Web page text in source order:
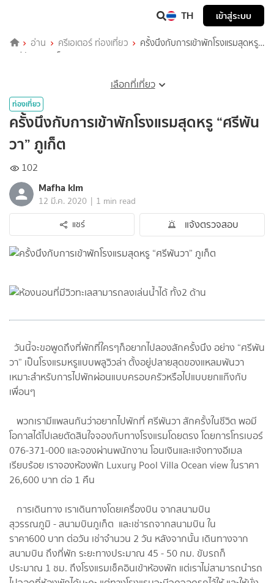
TH เข้าสู่ระบบ
อ่าน ครีเอเตอร์ ท่องเที่ยว
ครั้งนึงกับการเข้าพักโรงแรมสุดหรู
“ศรีพันวา” ภูเก็ต
เลือกที่เที่ยว
ท่องเที่ยว
ครั้งนึงกับการเข้าพักโรงแรมสุดหรู “ศรีพัน
วา” ภูเก็ต
102
Mafha klm
12 มี.ค. 2020 | 1 min read
แชร์
แจ้งตรวจสอบ
วันนี้จะขอพูดถึงที่พักที่ใครๆก็อยากไปลองสักครั้งนึง อย่าง “ศรีพัน
วา” เป็นโรงแรมหรูแบบพลูวิวล่า ตั้งอยู่ปลายสุดของแหลมพันวา
เหมาะสำหรับการไปพักผ่อนแบบครอบครัวหรือไปแบบยกแก๊งกับ
เพื่อนๆ
พวกเรามีแพลนกันว่าอยากไปพักที่ ศรีพันวา สักครั้งในชีวิต พอมี
โอกาสได้ไปเลยตัดสินใจจองกับทางโรงแรมโดยตรง โดยการโทรเบอร์
076-371-000 และจองผ่านพนักงาน โอนเงินและแจ้งทางอีเมล
เรียบร้อย เราจองห้องพัก Luxury Pool Villa Ocean view ในราคา
26,600 บาท ต่อ 1 คืน
การเดินทาง เราเดินทางโดยเครื่องบิน จากสนามบิน
สุวรรณภูมิ - สนามบินภูเก็ต และเช่ารถจากสนามบิน ใน
ราคา600 บาท ต่อวัน เช่าจำนวน 2 วัน หลังจากนั้น เดินทางจาก
สนามบิน ถึงที่พัก ระยะทางประมาณ 45 - 50 กม. ขับรถก็
ประมาณ 1 ชม. ถึงโรงแรมเช็คอินเข้าห้องพัก แต่เราไม่สามารถนำรถ